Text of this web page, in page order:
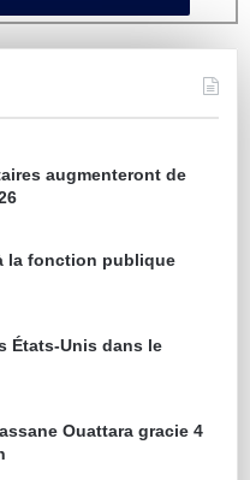
augmenteront de
la fonction publique
États-Unis dans le
Ouattara gracie 4